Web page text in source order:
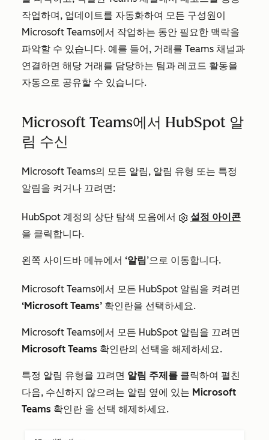
작업하며, 업데이트를 자동화하여 모든 구성원이
Microsoft Teams에서 작업하는 동안 필요한 맥락을
파악할 수 있습니다. 예를 들어, 거래를 Teams 채널과
연결하면 해당 거래를 담당하는 팀과 레코드 활동을
자동으로 공유할 수 있습니다.
Microsoft Teams에서 HubSpot 알
림 수신
Microsoft Teams의 모든 알림, 알림 유형 또는 특정
알림을 켜거나 끄려면:
HubSpot 계정의 상단 탐색 모음에서
설정 아이콘
을 클릭합니다.
왼쪽 사이드바 메뉴에서 ‘알림’으로 이동합니다.
Microsoft Teams에서 모든 HubSpot 알림을 켜려면
‘Microsoft Teams’ 확인란을 선택하세요.
Microsoft Teams에서 모든 HubSpot 알림을 끄려면
Microsoft Teams 확인란의 선택을 해제하세요.
특정 알림 유형을 끄려면 알림 주제를 클릭하여 펼친
다음, 수신하지 않으려는 알림 옆에 있는 Microsoft
Teams 확인란 을 선택 해제하세요.